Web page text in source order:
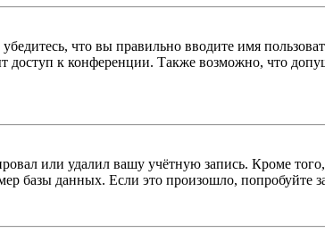
что вы правильно вводите имя
доступ к конференции. Также возможно, что
или удалил вашу учётную запись. Кроме
базы данных. Если это произошло, попробуйте